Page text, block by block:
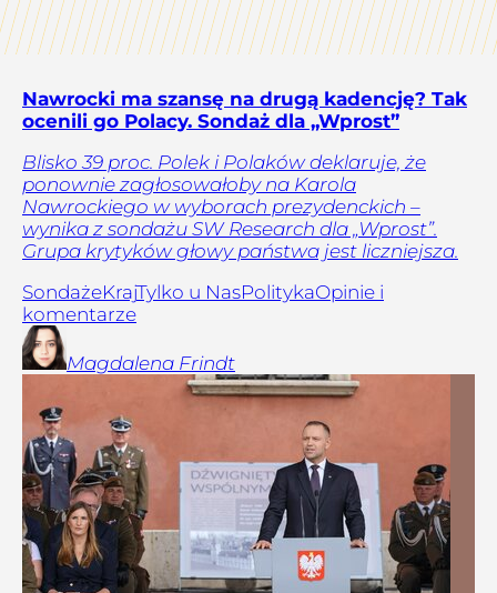
Nawrocki ma szansę na drugą kadencję? Tak
ocenili go Polacy. Sondaż dla „Wprost”
Blisko 39 proc. Polek i Polaków deklaruje, że
ponownie zagłosowałoby na Karola
Nawrockiego w wyborach prezydenckich –
wynika z sondażu SW Research dla „Wprost”.
Grupa krytyków głowy państwa jest liczniejsza.
SondażeKrajTylko u NasPolitykaOpinie i
komentarze
Magdalena Frindt